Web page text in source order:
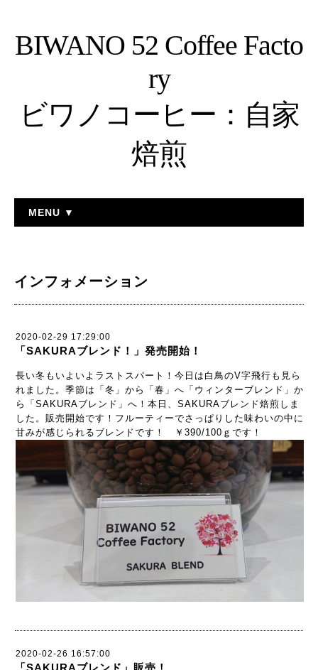
BIWANO 52 Coffee Facto
ry
ビワノコーヒー：自家
焙煎
MENU ▼
インフォメーション
2020-02-29 17:29:00
「SAKURAブレンド！」発売開始！
長い冬もいよいよラストスパート！今日は白鳥のV字飛行も見ら
れました。季節は「冬」から「春」へ「ウィンターブレンド」か
ら「SAKURAブレンド」へ！本日、SAKURAブレンド焙煎しま
した。販売開始です！フルーティーでさっぱりした味わいの中に
甘みが感じられるブレンドです！ ￥390/100ｇです！
2020-02-26 16:57:00